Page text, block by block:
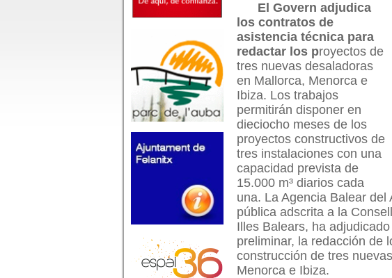
El Govern adjudica
los contratos de
asistencia técnica para
redactar los proyectos de
tres nuevas desaladoras
en Mallorca, Menorca e
Ibiza. Los trabajos
permitirán disponer en
dieciocho meses de los
proyectos constructivos de
tres instalaciones con una
capacidad prevista de
15.000 m³ diarios cada
una. La Agencia Balear
pública adscrita a la
Illes Balears, ha
preliminar, la redacción de
construcción de tres
Menorca e Ibiza.